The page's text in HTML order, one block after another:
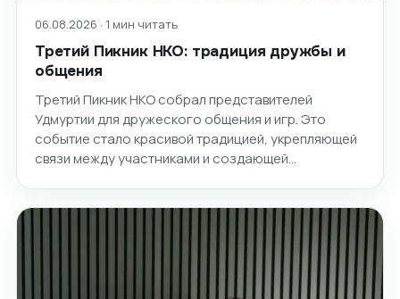
06.08.2026 · 1 мин читать
Третий Пикник НКО: традиция дружбы и
общения
Третий Пикник НКО собрал представителей
Удмуртии для дружеского общения и игр. Это
событие стало красивой традицией, укрепляющей
связи между участниками и создающей…